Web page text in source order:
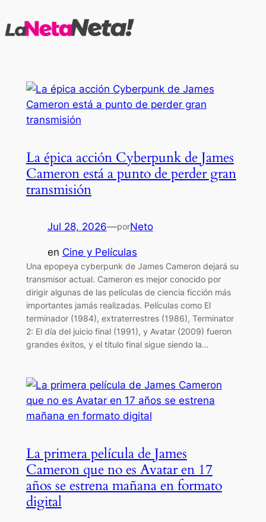
al
La épica acción Cyberpunk de James
Cameron está a punto de perder gran
transmisión
Jul 28, 2026—porNeto
en Cine y Películas
Una epopeya cyberpunk de James Cameron dejará su
transmisor actual. Cameron es mejor conocido por
dirigir algunas de las películas de ciencia ficción más
importantes jamás realizadas. Películas como El
terminador (1984), extraterrestres (1986), Terminator
2: El día del juicio final (1991), y Avatar (2009) fueron
grandes éxitos, y el título final sigue siendo la…
La primera película de James
Cameron que no es Avatar en 17
años se estrena mañana en formato
digital